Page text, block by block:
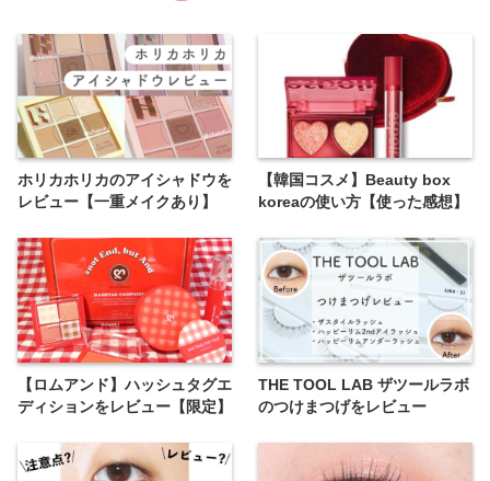
ホリカホリカのアイシャドウを
レビュー【一重メイクあり】
【韓国コスメ】Beauty box
koreaの使い方【使った感想】
【ロムアンド】ハッシュタグエ
ディションをレビュー【限定】
THE TOOL LAB ザツールラボ
のつけまつげをレビュー